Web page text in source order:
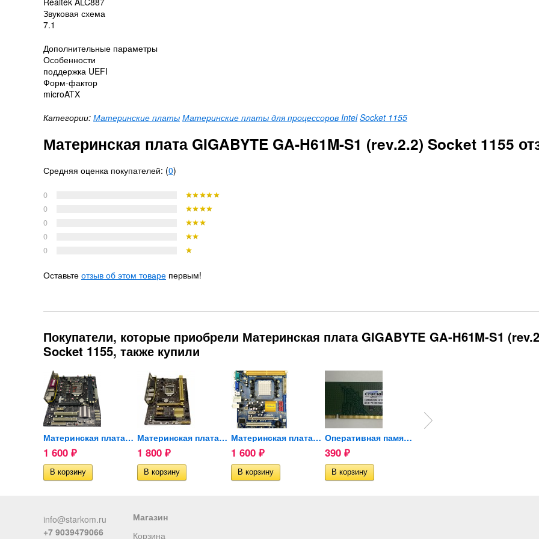
Звуковая схема
7.1
Дополнительные параметры
Особенности
поддержка UEFI
Форм-фактор
microATX
Категории: Материнские платы Материнские платы для процессоров Intel Socket 1155
Материнская плата GIGABYTE GA-H61M-S1 (rev.2.2) Socket 1155
Средняя оценка покупателей: (0)
0
0
0
0
0
Оставьте отзыв об этом товаре первым!
Покупатели, которые приобрели Материнская плата GIGABYTE GA-H61M-S1
Socket 1155, также купили
Материнская плата ECS...
1 600 ₽
Материнская плата ASUS...
1 800 ₽
Материнская плата ASRock...
1 600 ₽
Оперативная память Crucial...
390 ₽
info@starkom.ru
+7 9039479066
Магазин
Корзина